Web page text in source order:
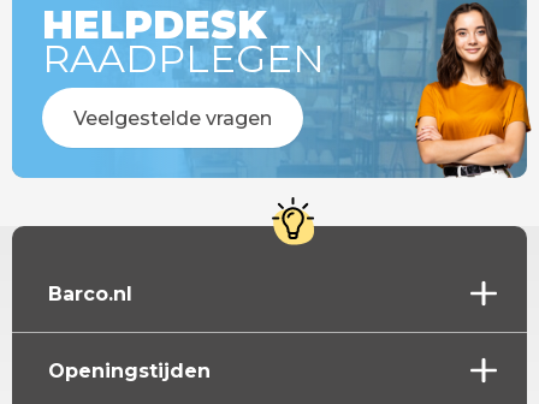
HELPDESK
RAADPLEGEN
Veelgestelde vragen
Barco.nl
Openingstijden